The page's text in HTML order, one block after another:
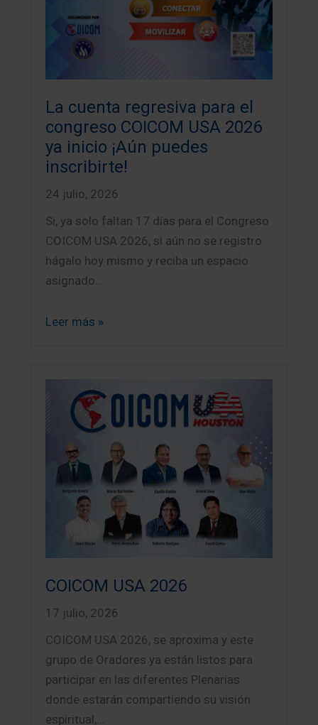
La cuenta regresiva para el
congreso COICOM USA 2026
ya inicio ¡Aún puedes
inscribirte!
24 julio, 2026
Si, ya solo faltan 17 días para el Congreso
COICOM USA 2026, si aún no se registro
hágalo hoy mismo y reciba un espacio
asignado…
Leer más »
COICOM USA 2026
17 julio, 2026
COICOM USA 2026, se aproxima y este
grupo de Oradores ya están listos para
participar en las diferentes Plenarias
donde estarán compartiendo su visión
espiritual,…